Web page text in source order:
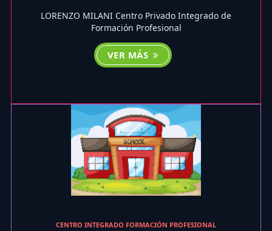
LORENZO MILANI Centro Privado Integrado de
Formación Profesional
VER MÁS
CENTRO INTEGRADO FORMACIÓN PROFESIONAL